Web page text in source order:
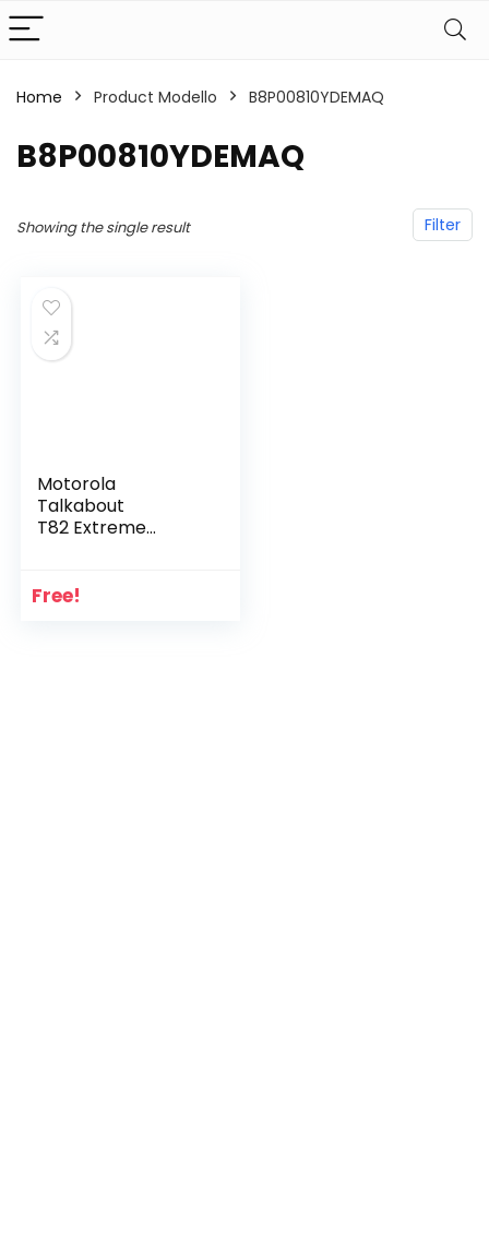
Home Product Modello ‎B8P00810YDEMAQ
‎B8P00810YDEMAQ
Filter
Showing the single result
Motorola
Talkabout
T82 Extreme
Free!